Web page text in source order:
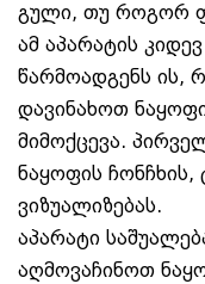
გული, თუ როგორ
ამ აპარატის
წარმოადგენს ის,
დავინახოთ
მიმოქცევა.
ნაყოფის ჩონჩხის,
ვიზუალიზებას.
აპარატი
აღმოვაჩინოთ